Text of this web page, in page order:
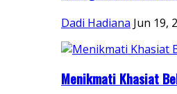
Dadi Hadiana Jun 19,
Menikmati Khasiat